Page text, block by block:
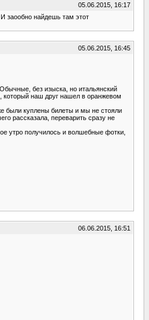
05.06.2015, 16:17
заообно найдешь там этот
05.06.2015, 16:45
без изыска, но итальянский
который наш друг нашел в оранжевом
были куплены билеты и мы не стояли
рассказала, переварить сразу не
утро получилось и волшебные фотки,
06.06.2015, 16:51